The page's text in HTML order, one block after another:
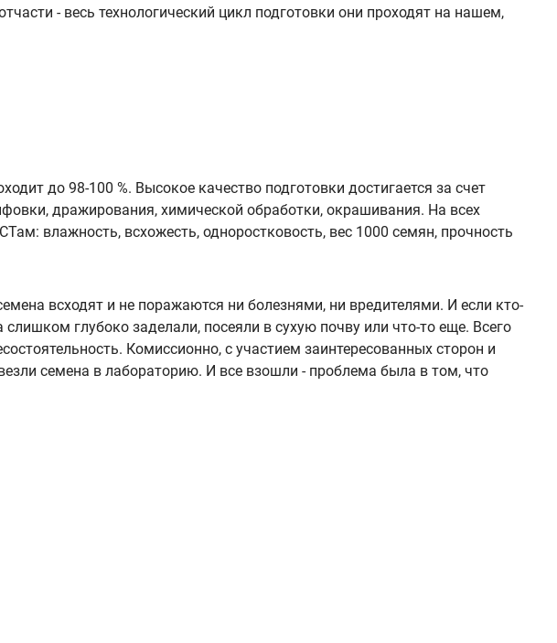
- весь технологический цикл подготовки они проходят на нашем,
до 98-100 %. Высокое качество подготовки достигается за счет
дражирования, химической обработки, окрашивания. На всех
влажность, всхожесть, одноростковость, вес 1000 семян, прочность
всходят и не поражаются ни болезнями, ни вредителями. И если кто-
глубоко заделали, посеяли в сухую почву или что-то еще. Всего
Комиссионно, с участием заинтересованных сторон и
семена в лабораторию. И все взошли - проблема была в том, что